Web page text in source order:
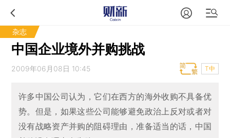
杂志
中国企业境外并购挑战
2009年06月08日 10:45 T中
许多中国公司认为，它们在西方的海外收购不具备优
势。但是，如果这些公司能够避免政治上反对或者对
没有战略资产并购的阻碍理由，准备适当的话，中国